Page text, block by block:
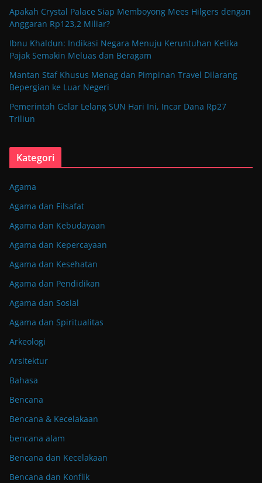
Apakah Crystal Palace Siap Memboyong Mees Hilgers dengan
Anggaran Rp123,2 Miliar?
Ibnu Khaldun: Indikasi Negara Menuju Keruntuhan Ketika
Pajak Semakin Meluas dan Beragam
Mantan Staf Khusus Menag dan Pimpinan Travel Dilarang
Bepergian ke Luar Negeri
Pemerintah Gelar Lelang SUN Hari Ini, Incar Dana Rp27
Triliun
Kategori
Agama
Agama dan Filsafat
Agama dan Kebudayaan
Agama dan Kepercayaan
Agama dan Kesehatan
Agama dan Pendidikan
Agama dan Sosial
Agama dan Spiritualitas
Arkeologi
Arsitektur
Bahasa
Bencana
Bencana & Kecelakaan
bencana alam
Bencana dan Kecelakaan
Bencana dan Konflik